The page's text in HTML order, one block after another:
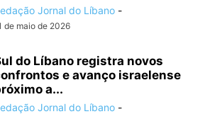
Jornal do Líbano -
de maio de 2026
do Líbano registra novos
e avanço israelense
a...
Jornal do Líbano -